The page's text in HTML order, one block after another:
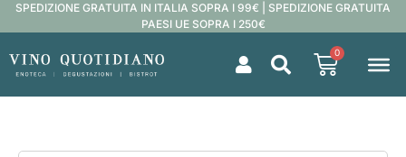
SPEDIZIONE GRATUITA IN ITALIA SOPRA I 99€ | SPEDIZIONE GRATUITA
PAESI UE SOPRA I 250€
0